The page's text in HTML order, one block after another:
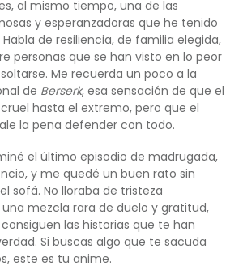
al mismo tiempo, una de las
y esperanzadoras que he tenido
de resiliencia, de familia elegida,
personas que se han visto en lo peor
Me recuerda un poco a la
de Berserk, esa sensación de que el
hasta el extremo, pero que el
la pena defender con todo.
el último episodio de madrugada,
y me quedé un buen rato sin
sofá. No lloraba de tristeza
mezcla rara de duelo y gratitud,
las historias que te han
Si buscas algo que te sacuda
este es tu anime.